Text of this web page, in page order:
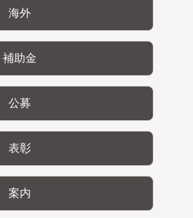
海外
補助金
公募
表彰
案内